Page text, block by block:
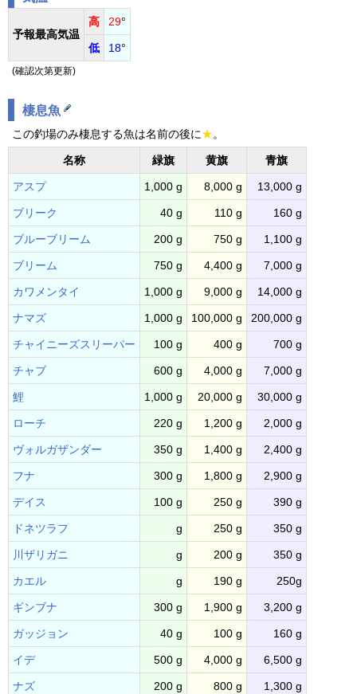
予報最高気温
高 29°
低 18°
(確認次第更新)
棲息魚
この釣場のみ棲息する魚は名前の後に★。
名称 緑旗 黄旗 青旗
アスプ 1,000 g 8,000 g 13,000 g
ブリーク 40 g 110 g 160 g
ブルーブリーム 200 g 750 g 1,100 g
ブリーム 750 g 4,400 g 7,000 g
カワメンタイ 1,000 g 9,000 g 14,000 g
ナマズ 1,000 g 100,000 g 200,000 g
チャイニーズスリーパー 100 g 400 g 700 g
チャブ 600 g 4,000 g 7,000 g
鯉 1,000 g 20,000 g 30,000 g
ローチ 220 g 1,200 g 2,000 g
ヴォルガザンダー 350 g 1,400 g 2,400 g
フナ 300 g 1,800 g 2,900 g
デイス 100 g 250 g 390 g
ドネツラフ g 250 g 350 g
川ザリガニ g 200 g 350 g
カエル g 190 g 250g
ギンブナ 300 g 1,900 g 3,200 g
ガッジョン 40 g 100 g 160 g
イデ 500 g 4,000 g 6,500 g
ナズ 200 g 800 g 1,300 g